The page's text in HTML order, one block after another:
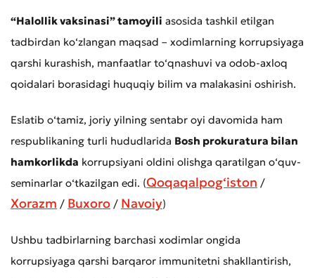
Murojaat qoldirish
“Halollik vaksinasi” tamoyili asosida tashkil etilgan
tadbirdan ko‘zlangan maqsad – xodimlarning korrupsiyaga
qarshi kurashish, manfaatlar to‘qnashuvi va odob-axloq
qoidalari borasidagi huquqiy bilim va malakasini oshirish.
Eslatib o‘tamiz, joriy yilning sentabr oyi davomida ham
respublikaning turli hududlarida Bosh prokuratura bilan
hamkorlikda korrupsiyani oldini olishga qaratilgan o‘quv-
seminarlar o‘tkazilgan edi. (Qoqaqalpog‘iston /
Xorazm / Buxoro / Navoiy)
Ushbu tadbirlarning barchasi xodimlar ongida
korrupsiyaga qarshi barqaror immunitetni shakllantirish,